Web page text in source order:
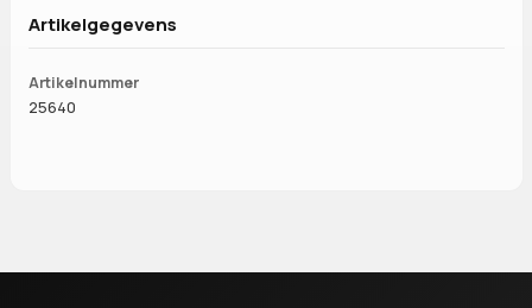
Artikelgegevens
Artikelnummer
25640